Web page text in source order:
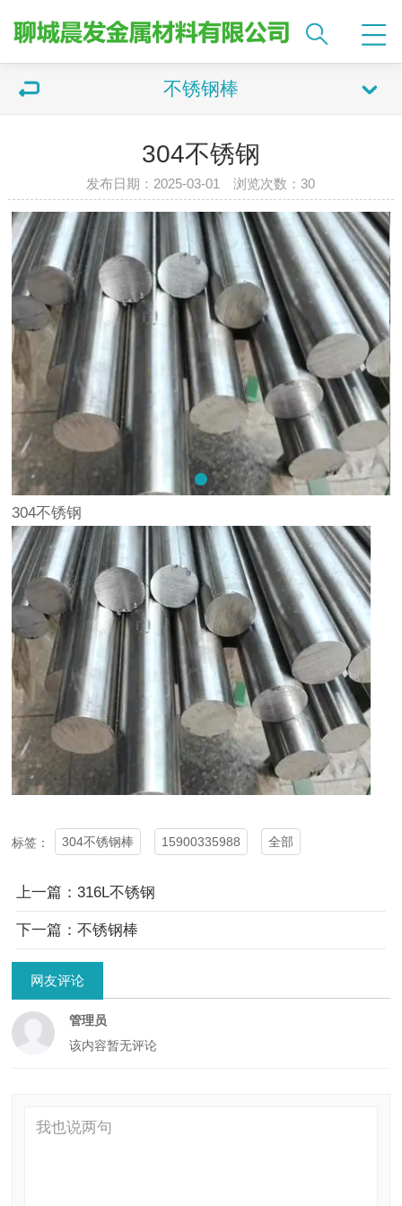
不锈钢棒
304不锈钢
发布日期：2025-03-01 浏览次数：30
304不锈钢
标签： 304不锈钢棒 15900335988 全部
上一篇：316L不锈钢
下一篇：不锈钢棒
网友评论
管理员
该内容暂无评论